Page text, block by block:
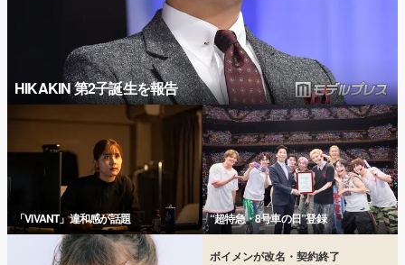
HIKAKIN 第2子誕生を報告
「VIVANT」違和感が話題 “超特急・8号車の日”登録
ボイメンが改名・契約終了